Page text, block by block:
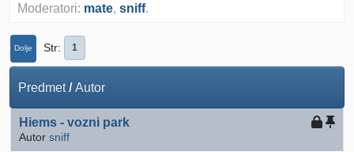
Moderatori: mate, sniff.
Dolje Str 1
Predmet/Autor
Hiems - vozni park
Autor sniff